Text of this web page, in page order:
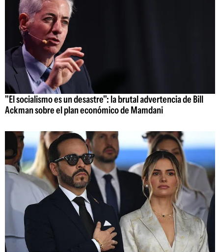
"El socialismo es un desastre": la brutal advertencia de Bill
Ackman sobre el plan económico de Mamdani